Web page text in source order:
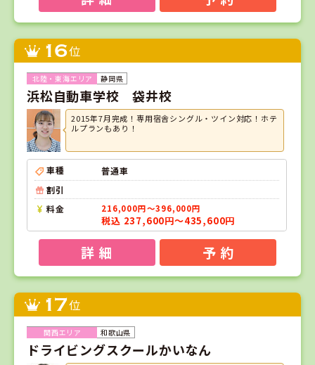
16位
静岡県
浜松自動車学校 袋井校
2015年7月完成！専用宿舎シングル・ツイン対応！ホテ
ルプランもあり！
車種
普通車
割引
料金
216,000円～396,000円
税込 237,600円～435,600円
詳 細 予 約
17位
和歌山県
ドライビングスクールかいなん